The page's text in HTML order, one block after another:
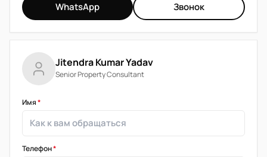
WhatsApp Звонок
Jitendra Kumar Yadav
Senior Property Consultant
Имя*
Телефон*